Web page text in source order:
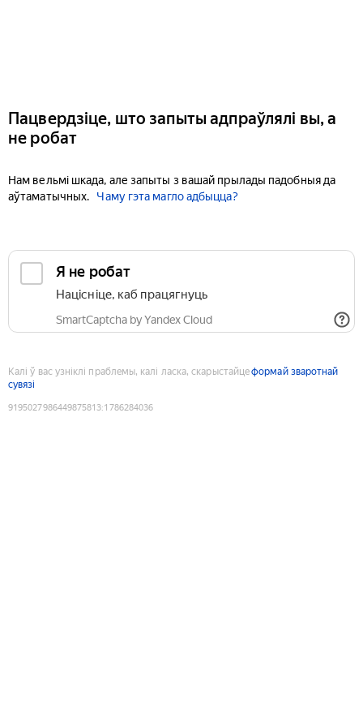
Пацвердзіце, што запыты адпраўлялі вы, а
не робат
Нам вельмі шкада, але запыты з вашай прылады падобныя да
аўтаматычных.
Чаму гэта магло адбыцца?
Я не робат
Націсніце, каб працягнуць
SmartCaptcha by Yandex Cloud
Калі ў вас узніклі праблемы, калі ласка, скарыстайцеформай зваротнай
сувязі
9195027986449875813:1786284036